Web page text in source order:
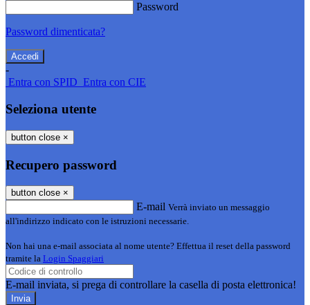
Password
Password dimenticata?
-
Entra con SPID Entra con CIE
Seleziona utente
button close ×
Recupero password
button close ×
E-mail Verrà inviato un messaggio
all'indirizzo indicato con le istruzioni necessarie.
Non hai una e-mail associata al nome utente? Effettua il reset della password
tramite la Login Spaggiari
E-mail inviata, si prega di controllare la casella di posta elettronica!